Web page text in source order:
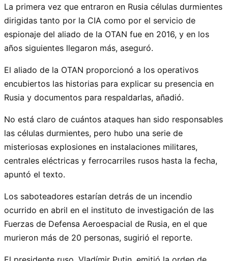
La primera vez que entraron en Rusia células durmientes
dirigidas tanto por la CIA como por el servicio de
espionaje del aliado de la OTAN fue en 2016, y en los
años siguientes llegaron más, aseguró.
El aliado de la OTAN proporcionó a los operativos
encubiertos las historias para explicar su presencia en
Rusia y documentos para respaldarlas, añadió.
No está claro de cuántos ataques han sido responsables
las células durmientes, pero hubo una serie de
misteriosas explosiones en instalaciones militares,
centrales eléctricas y ferrocarriles rusos hasta la fecha,
apuntó el texto.
Los saboteadores estarían detrás de un incendio
ocurrido en abril en el instituto de investigación de las
Fuerzas de Defensa Aeroespacial de Rusia, en el que
murieron más de 20 personas, sugirió el reporte.